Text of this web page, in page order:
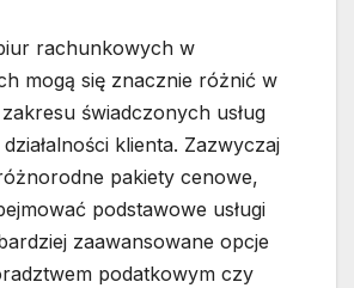
rachunkowych w
mogą się znacznie różnić w
świadczonych usług
klienta. Zazwyczaj
pakiety cenowe,
podstawowe usługi
zaawansowane opcje
podatkowym czy